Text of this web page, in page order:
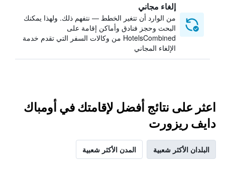
إلغاء مجاني
من الوارد أن تتغير الخطط — نتفهم ذلك. ولهذا يمكنك
البحث وحجز فنادق وأماكن إقامة على
HotelsCombined من وكالات السفر التي تقدم خدمة
الإلغاء المجاني
اعثر على نتائج أفضل لإقامتك في أومباك
دايف ريزورت
البلدان الأكثر شعبية المدن الأكثر شعبية